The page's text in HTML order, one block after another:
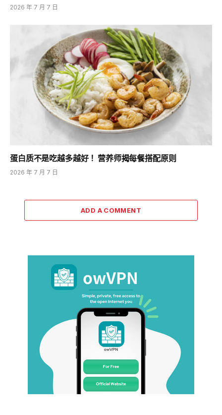
2026 年 7 月 7 日
蛋白质不是吃越多越好！ 营养师揭每餐搭配原则
2026 年 7 月 7 日
ADD A COMMENT